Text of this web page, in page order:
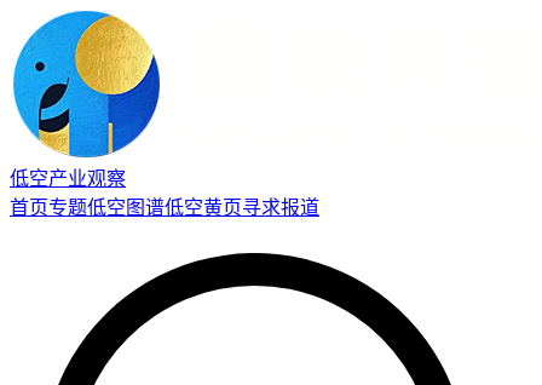
低空产业观察
首页专题低空图谱低空黄页寻求报道